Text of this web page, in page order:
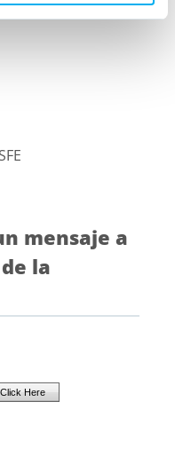
mensaje a
la